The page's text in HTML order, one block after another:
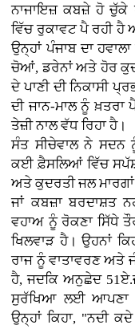
ਨਾਜਾਇਜ਼ ਕਬਜ਼ੇ ਹੋ ਚੁੱਕੇ
ਵਿੱਚ ਰੁਕਾਵਟ ਪੈ ਰਹੀ ਹੈ
ਉਨ੍ਹਾਂ ਪੰਜਾਬ ਦਾ
ਚੋਆਂ, ਡਰੇਨਾਂ ਅਤੇ ਹੋਰ
ਦੇ ਪਾਣੀ ਦੀ ਨਿਕਾਸੀ
ਦੀ ਜਾਨ-ਮਾਲ ਨੂੰ ਖ਼ਤਰਾ
ਤੇਜ਼ੀ ਨਾਲ ਵੱਧ ਰਿਹਾ ਹੈ।
ਸੰਤ ਸੀਚੇਵਾਲ ਨੇ ਸਦਨ
ਕਈ ਫ਼ੈਸਲਿਆਂ ਵਿੱਚ
ਅਤੇ ਕੁਦਰਤੀ ਜਲ ਮਾਰਗਾਂ
ਜਾਂ ਕਬਜ਼ਾ ਬਰਦਾਸ਼ਤ
ਵਹਾਅ ਨੂੰ ਰੋਕਣਾ ਸਿੱਧੇ
ਖਿਲਵਾੜ ਹੈ। ਉਹਨਾਂ
ਰਾਜ ਨੂੰ ਵਾਤਾਵਰਣ ਅਤੇ
ਹੈ, ਜਦਕਿ ਅਨੁਛੇਦ
ਸੁਰੱਖਿਆ ਲਈ ਆਪਣਾ
ਉਨ੍ਹਾਂ ਕਿਹਾ, "ਨਦੀ